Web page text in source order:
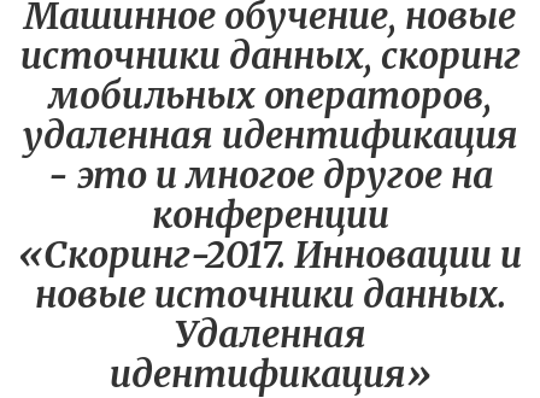
Машинное обучение, новые
источники данных, скоринг
мобильных операторов,
удаленная идентификация
- это и многое другое на
конференции
«Скоринг-2017. Инновации и
новые источники данных.
Удаленная
идентификация»